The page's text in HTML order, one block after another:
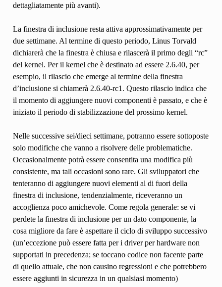
dettagliatamente più avanti).
La finestra di inclusione resta attiva approssimativamente per
due settimane. Al termine di questo periodo, Linus Torvald
dichiarerà che la finestra è chiusa e rilascerà il primo degli “rc”
del kernel. Per il kernel che è destinato ad essere 2.6.40, per
esempio, il rilascio che emerge al termine della finestra
d’inclusione si chiamerà 2.6.40-rc1. Questo rilascio indica che
il momento di aggiungere nuovi componenti è passato, e che è
iniziato il periodo di stabilizzazione del prossimo kernel.
Nelle successive sei/dieci settimane, potranno essere sottoposte
solo modifiche che vanno a risolvere delle problematiche.
Occasionalmente potrà essere consentita una modifica più
consistente, ma tali occasioni sono rare. Gli sviluppatori che
tenteranno di aggiungere nuovi elementi al di fuori della
finestra di inclusione, tendenzialmente, riceveranno un
accoglienza poco amichevole. Come regola generale: se vi
perdete la finestra di inclusione per un dato componente, la
cosa migliore da fare è aspettare il ciclo di sviluppo successivo
(un’eccezione può essere fatta per i driver per hardware non
supportati in precedenza; se toccano codice non facente parte
di quello attuale, che non causino regressioni e che potrebbero
essere aggiunti in sicurezza in un qualsiasi momento)